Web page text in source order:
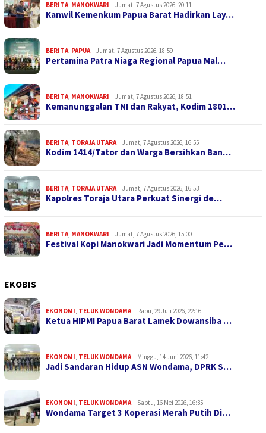
BERITA, MANOKWARI Jumat, 7 Agustus 2026, 20:11
Kanwil Kemenkum Papua Barat Hadirkan Lay…
BERITA, PAPUA Jumat, 7 Agustus 2026, 18:59
Pertamina Patra Niaga Regional Papua Mal…
BERITA, MANOKWARI Jumat, 7 Agustus 2026, 18:51
Kemanunggalan TNI dan Rakyat, Kodim 1801…
BERITA, TORAJA UTARA Jumat, 7 Agustus 2026, 16:55
Kodim 1414/Tator dan Warga Bersihkan Ban…
BERITA, TORAJA UTARA Jumat, 7 Agustus 2026, 16:53
Kapolres Toraja Utara Perkuat Sinergi de…
BERITA, MANOKWARI Jumat, 7 Agustus 2026, 15:00
Festival Kopi Manokwari Jadi Momentum Pe…
EKOBIS
EKONOMI, TELUK WONDAMA Rabu, 29 Juli 2026, 22:16
Ketua HIPMI Papua Barat Lamek Dowansiba …
EKONOMI, TELUK WONDAMA Minggu, 14 Juni 2026, 11:42
Jadi Sandaran Hidup ASN Wondama, DPRK S…
EKONOMI, TELUK WONDAMA Sabtu, 16 Mei 2026, 16:35
Wondama Target 3 Koperasi Merah Putih Di…